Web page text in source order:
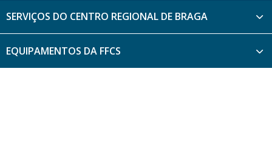
SERVIÇOS DO CENTRO REGIONAL DE BRAGA
EQUIPAMENTOS DA FFCS